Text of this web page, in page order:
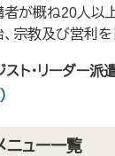
者が概ね20人以
、宗教及び営利
ト・リーダー派
ニュー一覧